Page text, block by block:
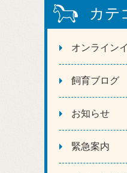
カテ
オンライン
飼育ブログ
お知らせ
緊急案内